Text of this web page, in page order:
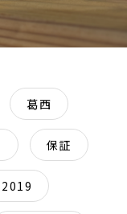
葛西
保証
2019